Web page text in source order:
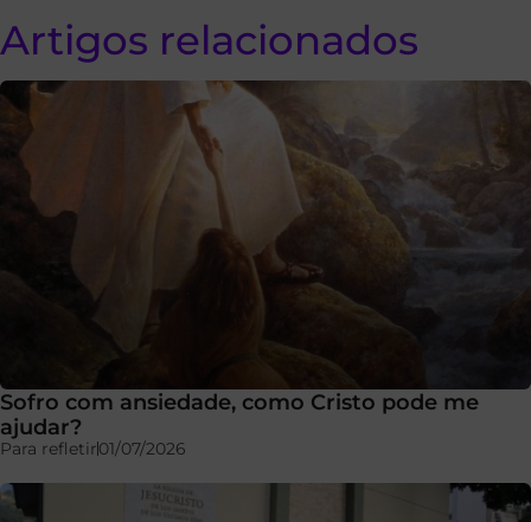
Artigos relacionados
Sofro com ansiedade, como Cristo pode me
ajudar?
Para refletir01/07/2026